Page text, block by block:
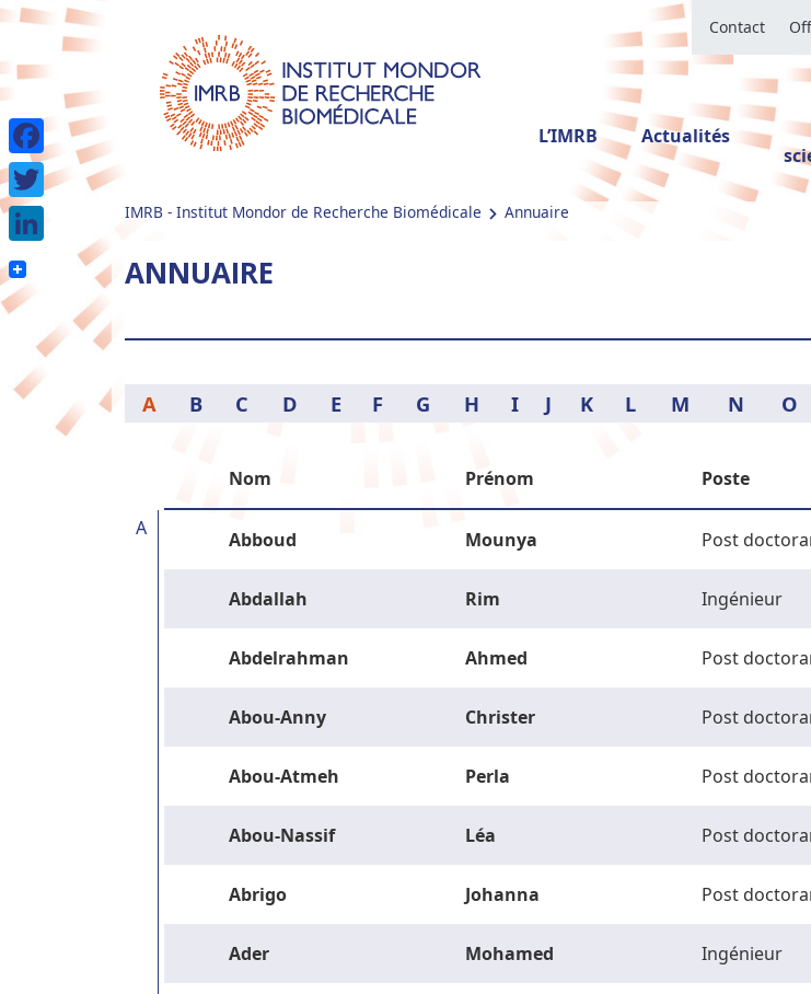
Contact
L’IMRB Actualités
IMRB - Institut Mondor de Recherche Biomédicale Annuaire
ANNUAIRE
A B C D E F G H I J K L M N O
Nom Prénom Poste
A Abboud Mounya Post
Abdallah Rim Ingénieur
Abdelrahman Ahmed Post
Abou-Anny Christer Post
Abou-Atmeh Perla Post
Abou-Nassif Léa Post
Abrigo Johanna Post
Ader Mohamed Ingénieur
Facebook
Twitter
LinkedIn